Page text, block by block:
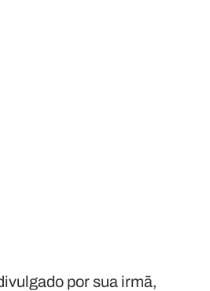
por sua irmã,